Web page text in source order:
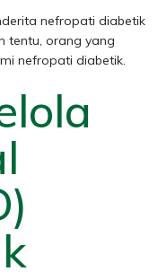
nefropati diabetik
tentu, orang yang
nefropati diabetik.